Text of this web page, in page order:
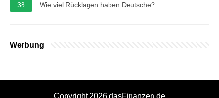
38 Wie viel Rücklagen haben Deutsche?
Werbung
Copyright 2026 dasFinanzen.de